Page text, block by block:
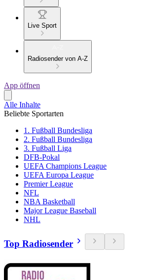
Live Sport
Radiosender von A-Z
App öffnen
Alle Inhalte
Beliebte Sportarten
1. Fußball Bundesliga
2. Fußball Bundesliga
3. Fußball Liga
DFB-Pokal
UEFA Champions League
UEFA Europa League
Premier League
NFL
NBA Basketball
Major League Baseball
NHL
Top Radiosender